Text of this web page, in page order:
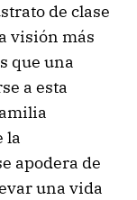
de clase
visión más
que una
a esta
la
apodera de
una vida